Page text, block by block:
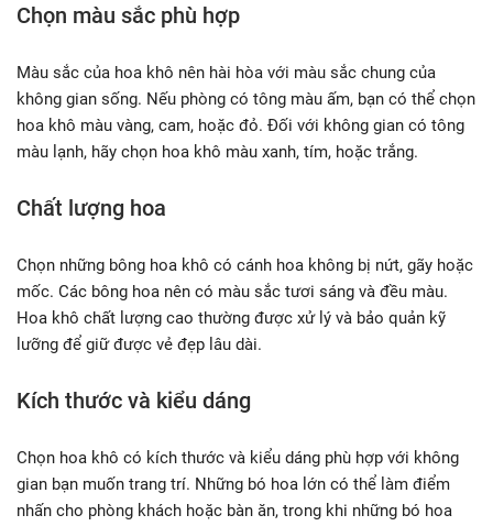
Chọn màu sắc phù hợp
Màu sắc của hoa khô nên hài hòa với màu sắc chung của
không gian sống. Nếu phòng có tông màu ấm, bạn có thể chọn
hoa khô màu vàng, cam, hoặc đỏ. Đối với không gian có tông
màu lạnh, hãy chọn hoa khô màu xanh, tím, hoặc trắng.
Chất lượng hoa
Chọn những bông hoa khô có cánh hoa không bị nứt, gãy hoặc
mốc. Các bông hoa nên có màu sắc tươi sáng và đều màu.
Hoa khô chất lượng cao thường được xử lý và bảo quản kỹ
lưỡng để giữ được vẻ đẹp lâu dài.
Kích thước và kiểu dáng
Chọn hoa khô có kích thước và kiểu dáng phù hợp với không
gian bạn muốn trang trí. Những bó hoa lớn có thể làm điểm
nhấn cho phòng khách hoặc bàn ăn, trong khi những bó hoa